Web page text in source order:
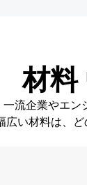
材料
流企業やエン
広い材料は、